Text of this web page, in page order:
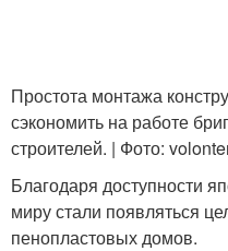
Простота монтажа
сэкономить на работе
строителей. | Фото:
Благодаря доступности
миру стали появляться
пенопластовых домов.